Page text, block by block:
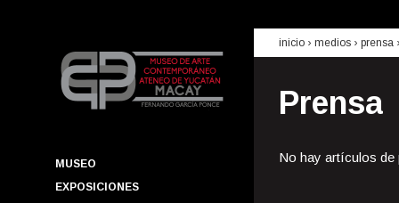
MUSEO
EXPOSICIONES
inicio › medios › prensa
Prensa
No hay artículos de